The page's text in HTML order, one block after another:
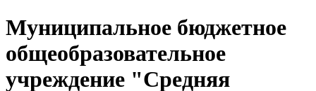
Муниципальное бюджетное
общеобразовательное
учреждение "Средняя